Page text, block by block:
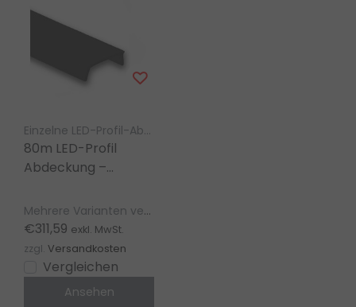
Einzelne LED-Profil-Abdeckung LED Gigant
80m LED-Profil
Abdeckung –
323, Stuc300,
Stuc400, T3H
Homam, T3 Deneb
Mehrere Varianten verfügbar
€311,59 exkl. MwSt.
zzgl. Versandkosten
Vergleichen
Ansehen